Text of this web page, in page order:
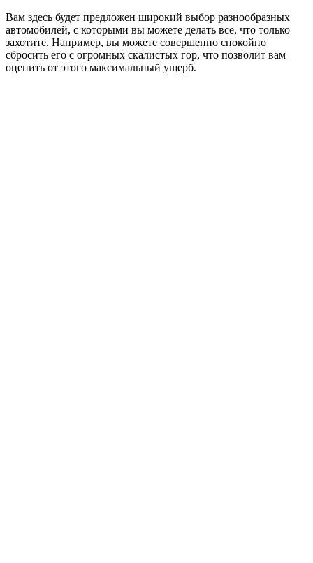
Вам здесь будет предложен широкий выбор разнообразных
автомобилей, с которыми вы можете делать все, что только
захотите. Например, вы можете совершенно спокойно
сбросить его с огромных скалистых гор, что позволит вам
оценить от этого максимальный ущерб.